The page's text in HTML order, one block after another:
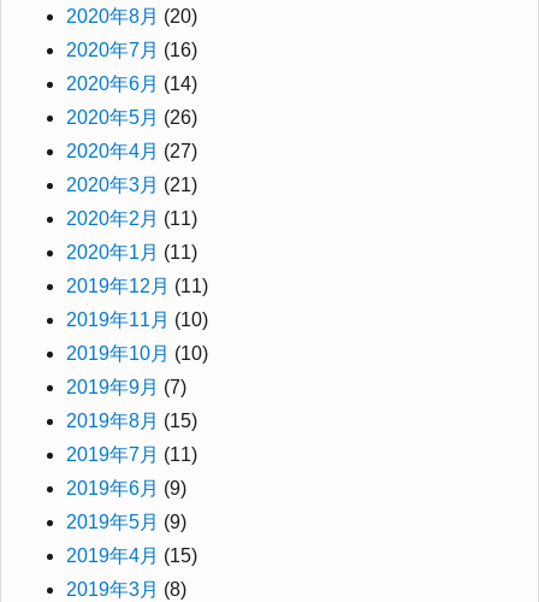
2020年8月 (20)
2020年7月 (16)
2020年6月 (14)
2020年5月 (26)
2020年4月 (27)
2020年3月 (21)
2020年2月 (11)
2020年1月 (11)
2019年12月 (11)
2019年11月 (10)
2019年10月 (10)
2019年9月 (7)
2019年8月 (15)
2019年7月 (11)
2019年6月 (9)
2019年5月 (9)
2019年4月 (15)
2019年3月 (8)